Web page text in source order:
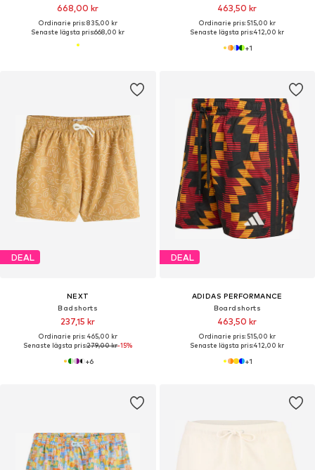
668,00 kr
Ordinarie pris: 835,00 kr
Senaste lägsta pris:668,00 kr
463,50 kr
Ordinarie pris: 515,00 kr
Senaste lägsta pris:412,00 kr
+1
DEAL
NEXT
Badshorts
237,15 kr
Ordinarie pris: 465,00 kr
Senaste lägsta pris:279,00 kr-15%
+6
DEAL
ADIDAS PERFORMANCE
Boardshorts
463,50 kr
Ordinarie pris: 515,00 kr
Senaste lägsta pris:412,00 kr
+1